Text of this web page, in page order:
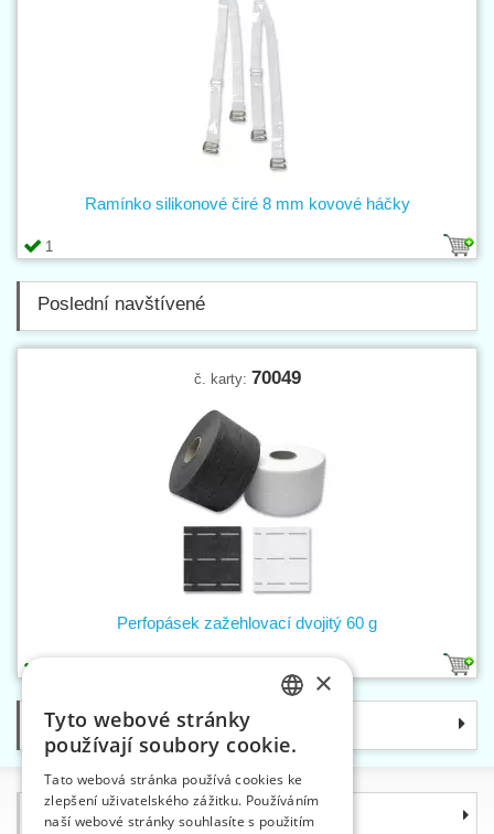
1
Ramínko silikonové čiré 8 mm kovové háčky
Poslední navštívené
č. karty: 70049
Perfopásek zažehlovací dvojitý 60 g
Kategorie
Informace
ENGLISH
×
Tyto webové stránky
používají soubory cookie.
Tato webová stránka používá cookies ke
zlepšení uživatelského zážitku. Používáním
naší webové stránky souhlasíte s použitím